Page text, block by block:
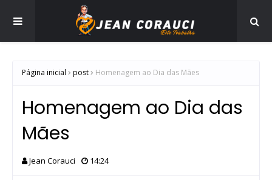
Página inicial post Homenagem ao Dia das Mães
Homenagem ao Dia das
Mães
Jean Corauci 14:24